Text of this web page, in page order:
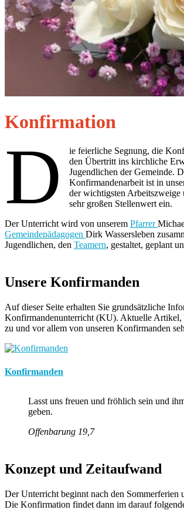
Konfirmation
D
ie feierliche Segnung, die
den Übertritt ins kirchliche
Jugendlichen der Gemeinde.
Konfirmandenarbeit ist in
der wichtigsten Arbeitszweige
sehr großen Stellenwert ein.
Der Unterricht wird von unserem Pfarrer
Gemeindepädagogen Dirk Wassersleben
Jugendlichen, den Teamern, gestaltet, geplant
Unsere Konfirmanden
Auf dieser Seite erhalten Sie grundsätzliche
Konfirmandenunterricht (KU). Aktuelle Artikel,
zu und vor allem von unseren Konfirmanden
Konfirmanden
Lasst uns freuen und fröhlich sein und
geben.
Offenbarung 19,7
Konzept und Zeitaufwand
Der Unterricht beginnt nach den Sommerferien
Die Konfirmation findet dann im darauf